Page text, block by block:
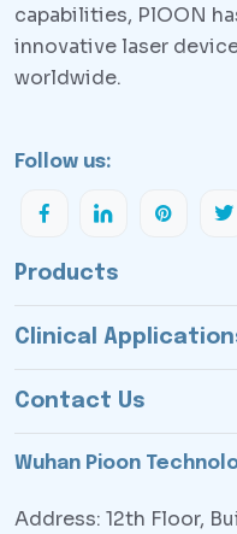
capabilities, PlOON
innovative laser
worldwide.
Follow us:
Products
Clinical
Contact Us
Wuhan Pioon
Address: 12th Floor,